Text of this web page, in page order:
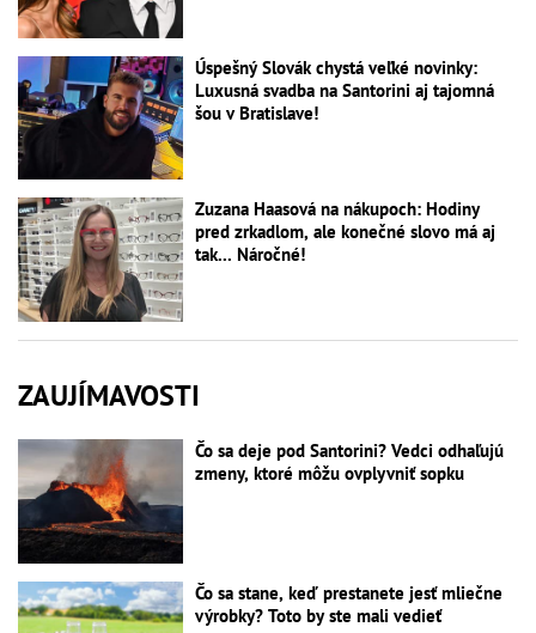
Úspešný Slovák chystá veľké novinky:
Luxusná svadba na Santorini aj tajomná
šou v Bratislave!
Zuzana Haasová na nákupoch: Hodiny
pred zrkadlom, ale konečné slovo má aj
tak... Náročné!
ZAUJÍMAVOSTI
Čo sa deje pod Santorini? Vedci odhaľujú
zmeny, ktoré môžu ovplyvniť sopku
Čo sa stane, keď prestanete jesť mliečne
výrobky? Toto by ste mali vedieť